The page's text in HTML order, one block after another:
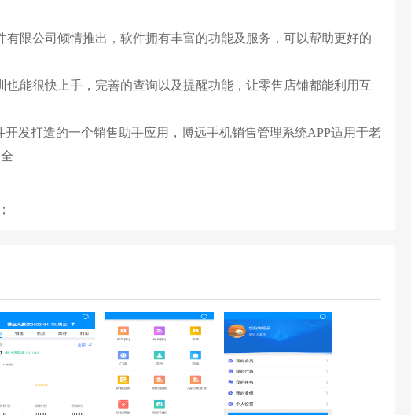
限公司倾情推出，软件拥有丰富的功能及服务，可以帮助更好的
能很快上手，完善的查询以及提醒功能，让零售店铺都能利用互
发打造的一个销售助手应用，博远手机销售管理系统APP适用于老